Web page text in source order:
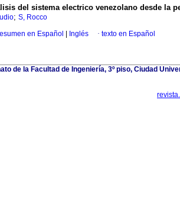
del sistema electrico venezolano desde la
; S, Rocco
en Español Inglés · texto en Español
de la Facultad de Ingeniería, 3º piso, Ciudad